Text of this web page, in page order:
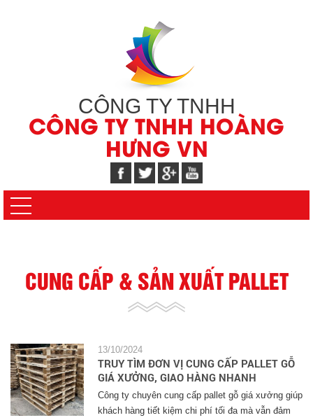
CÔNG TY TNHH
CÔNG TY TNHH HOÀNG
HƯNG VN
CUNG CẤP & SẢN XUẤT PALLET
13/10/2024
TRUY TÌM ĐƠN VỊ CUNG CẤP PALLET GỖ
GIÁ XƯỞNG, GIAO HÀNG NHANH
Công ty chuyên cung cấp pallet gỗ giá xưởng giúp
khách hàng tiết kiệm chi phí tối đa mà vẫn đảm